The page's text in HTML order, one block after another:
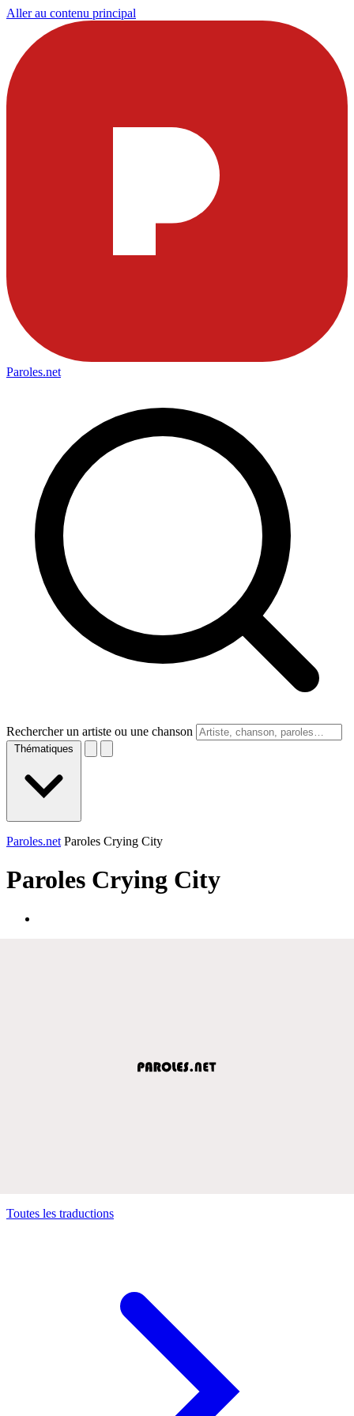
Aller au contenu principal
Paroles.net
Rechercher un artiste ou une chanson
Thématiques
Paroles.net Paroles Crying City
Paroles Crying City
Toutes les traductions